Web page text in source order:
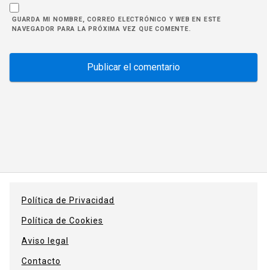
GUARDA MI NOMBRE, CORREO ELECTRÓNICO Y WEB EN ESTE
NAVEGADOR PARA LA PRÓXIMA VEZ QUE COMENTE.
Política de Privacidad
Política de Cookies
Aviso legal
Contacto